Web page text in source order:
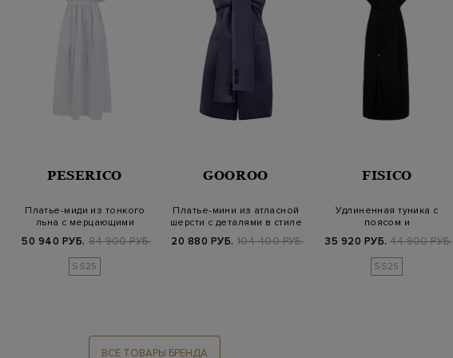
PESERICO
Платье-миди из тонкого
льна с мерцающими
50 940 РУБ. 84 900 РУБ.
SS25
GOOROO
Платье-мини из атласной
шерсти с деталями в стиле
20 880 РУБ. 104 400 РУБ.
FISICO
Удлиненная туника с
поясом и
35 920 РУБ. 44 900 РУБ.
SS25
ВСЕ ТОВАРЫ БРЕНДА